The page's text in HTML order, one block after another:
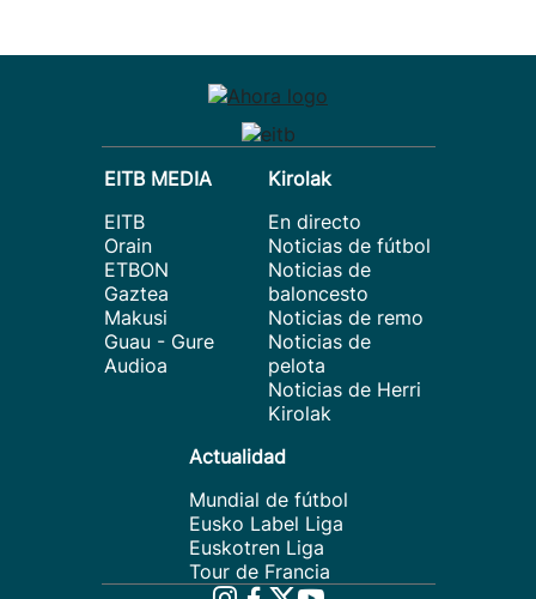
EITB MEDIA
EITB
Orain
ETBON
Gaztea
Makusi
Guau - Gure
Audioa
Kirolak
En directo
Noticias de fútbol
Noticias de
baloncesto
Noticias de remo
Noticias de
pelota
Noticias de Herri
Kirolak
Actualidad
Mundial de fútbol
Eusko Label Liga
Euskotren Liga
Tour de Francia